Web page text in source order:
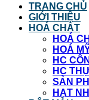
TRANG CHỦ
GIỚI THIỆU
HOÁ CHẤT
HOÁ
HOÁ
HC
HC
SẢN
HẠT